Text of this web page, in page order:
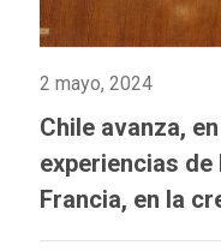
2 mayo, 2024
Chile avanza,
experiencias de
Francia, en la
Integrado de